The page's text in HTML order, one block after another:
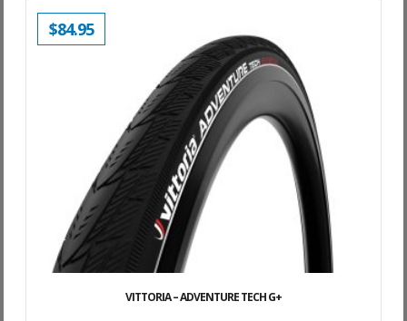
VITTORIA – ADVENTURE TECH G+
$84.95